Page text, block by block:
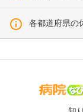
各都道府県の